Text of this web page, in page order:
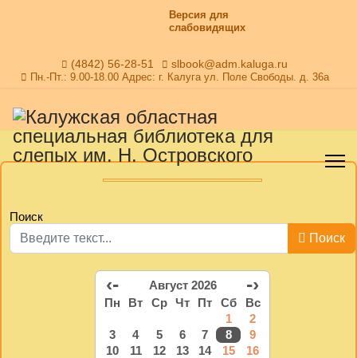
Версия для
слабовидящих
(4842) 56-28-51 slbook@adm.kaluga.ru
Пн.-Пт.: 9.00-18.00 Адрес: г. Калуга ул. Поле Свободы. д. 36а
Поиск
Поиск
‹- Август 2026 -›
Пн Вт Ср Чт Пт Сб
Вс
1
2
3
4 5 6 7 8
9
10
11 12 13 14 15
16